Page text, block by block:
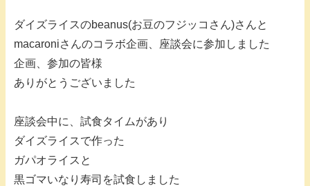
ダイズライスのbeanus(お豆のフジッコさん)さんと
macaroniさんのコラボ企画、座談会に参加しました
企画、参加の皆様
ありがとうございました
座談会中に、試食タイムがあり
ダイズライスで作った
ガパオライスと
黒ゴマいなり寿司を試食しました